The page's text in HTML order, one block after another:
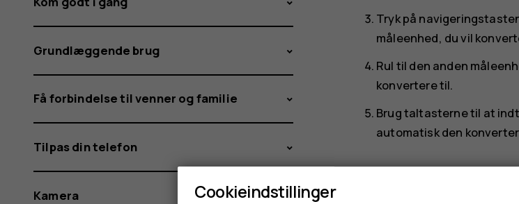
Tryk på
måleenhed, du vil
Rul til den anden
konvertere til.
Brug taltasterne til at
automatisk den
Grundlæggende brug
Få forbindelse til venner og familie
Tilpas din telefon
Kamera Cookieindstillinger